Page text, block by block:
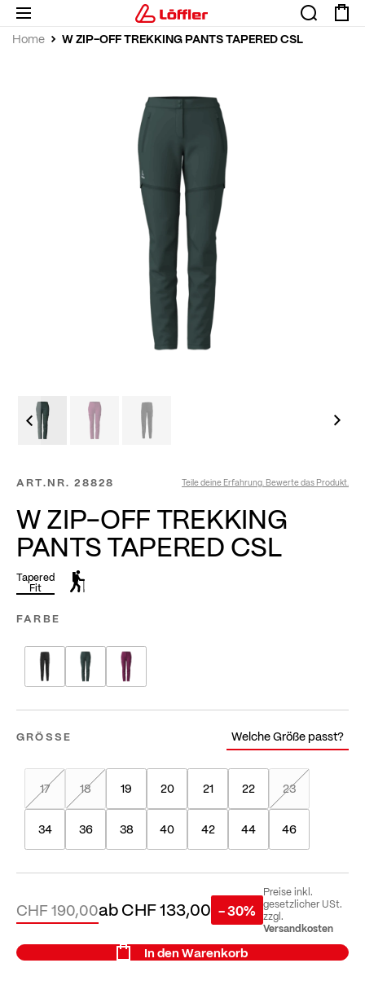
Home W ZIP-OFF TREKKING PANTS TAPERED CSL
ART.NR. 28828 Teile deine Erfahrung. Bewerte das Produkt.
W ZIP-OFF TREKKING
PANTS TAPERED CSL
Tapered
Fit
FARBE
GRÖSSE Welche Größe passt?
17 18 19 20 21 22 23
34 36 38 40 42 44 46
abCHF 133,00
CHF 190,00 - 30%
Preise inkl.
gesetzlicher USt.
zzgl.
Versandkosten
In den Warenkorb